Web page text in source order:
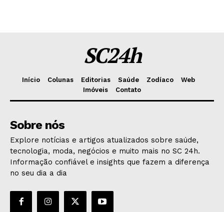
SC24h
Início Colunas Editorias Saúde Zodíaco
Web
Imóveis
Contato
Sobre nós
Explore notícias e artigos atualizados sobre saúde,
tecnologia, moda, negócios e muito mais no SC 24h.
Informação confiável e insights que fazem a diferença
no seu dia a dia